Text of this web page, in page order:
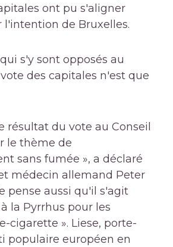
ont pu s'aligner
l'intention de Bruxelles.
s'y sont opposés au
des capitales n'est que
résultat du vote au Conseil
le thème de
sans fumée », a déclaré
médecin allemand Peter
pense aussi qu'il s'agit
la Pyrrhus pour les
cigarette ». Liese, porte-
populaire européen en